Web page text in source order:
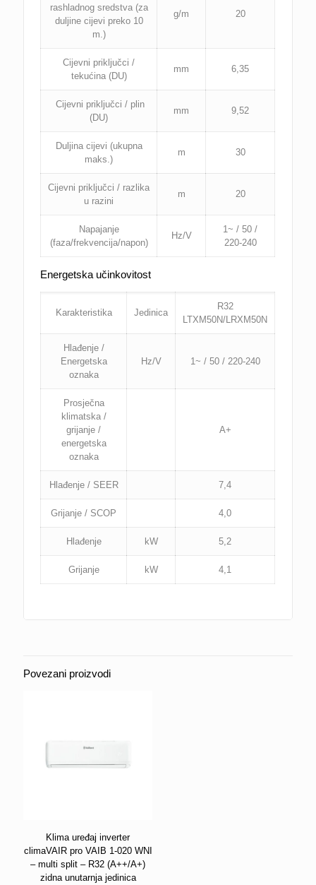
rashladnog sredstva (za
duljine cijevi preko 10
m.)
g/m 20
Cijevni priključci /
tekućina (DU)
mm 6,35
Cijevni priključci / plin
(DU)
mm 9,52
Duljina cijevi (ukupna
maks.)
m 30
Cijevni priključci / razlika
u razini
m 20
Napajanje
(faza/frekvencija/napon)
Hz/V
1~ / 50 /
220-240
Energetska učinkovitost
Karakteristika Jedinica
R32
LTXM50N/LRXM50N
Hlađenje /
Energetska
oznaka
Hz/V 1~ / 50 / 220-240
Prosječna
klimatska /
grijanje /
energetska
oznaka
A+
Hlađenje / SEER 7,4
Grijanje / SCOP 4,0
Hlađenje kW 5,2
Grijanje kW 4,1
Povezani proizvodi
Klima uređaj inverter
climaVAIR pro VAIB 1-020 WNI
– multi split – R32 (A++/A+)
zidna unutarnja jedinica